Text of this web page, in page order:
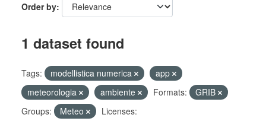
Order by
1 dataset found
Tags: modellistica numerica
app
meteorologia
ambiente Formats:
GRIB
Groups:
Meteo
Licenses: